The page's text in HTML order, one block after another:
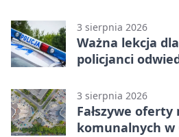
3 sierpnia 2026
Ważna lekcja
policjanci
3 sierpnia 2026
Fałszywe oferty
komunalnych w